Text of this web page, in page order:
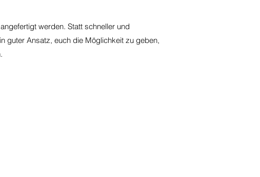
werden. Statt schneller und
guter Ansatz, euch die Möglichkeit zu geben,